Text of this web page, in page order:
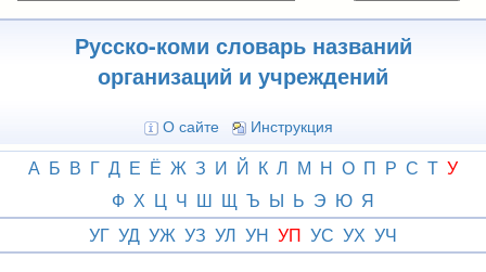
Русско-коми словарь названий
организаций и учреждений
О сайте Инструкция
А Б В Г Д Е Ё Ж З И Й К Л М Н О П Р С Т У
Ф Х Ц Ч Ш Щ Ъ Ы Ь Э Ю Я
УГ УД УЖ УЗ УЛ УН УП УС УХ УЧ